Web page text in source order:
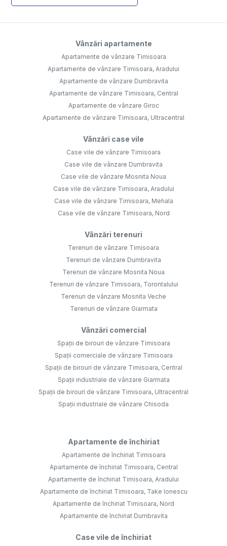
Vânzări apartamente
Apartamente de vânzare Timisoara
Apartamente de vânzare Timisoara, Aradului
Apartamente de vânzare Dumbravita
Apartamente de vânzare Timisoara, Central
Apartamente de vânzare Giroc
Apartamente de vânzare Timisoara, Ultracentral
Vânzări case vile
Case vile de vânzare Timisoara
Case vile de vânzare Dumbravita
Case vile de vânzare Mosnita Noua
Case vile de vânzare Timisoara, Aradului
Case vile de vânzare Timisoara, Mehala
Case vile de vânzare Timisoara, Nord
Vânzări terenuri
Terenuri de vânzare Timisoara
Terenuri de vânzare Dumbravita
Terenuri de vânzare Mosnita Noua
Terenuri de vânzare Timisoara, Torontalului
Terenuri de vânzare Mosnita Veche
Terenuri de vânzare Giarmata
Vânzări comercial
Spații de birouri de vânzare Timisoara
Spații comerciale de vânzare Timisoara
Spații de birouri de vânzare Timisoara, Central
Spații industriale de vânzare Giarmata
Spații de birouri de vânzare Timisoara, Ultracentral
Spații industriale de vânzare Chisoda
Apartamente de închiriat
Apartamente de închiriat Timisoara
Apartamente de închiriat Timisoara, Central
Apartamente de închiriat Timisoara, Aradului
Apartamente de închiriat Timisoara, Take Ionescu
Apartamente de închiriat Timisoara, Nord
Apartamente de închiriat Dumbravita
Case vile de închiriat